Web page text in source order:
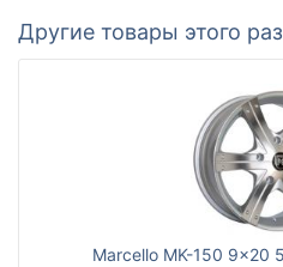
Другие товары этого
Marcello MK-150 9x20